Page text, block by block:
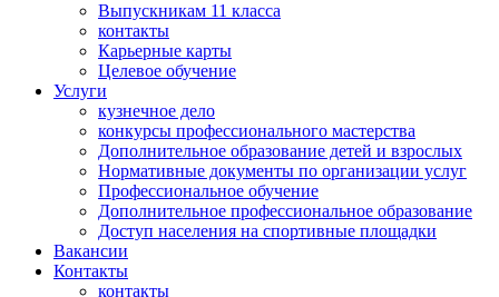
Выпускникам 11 класса
контакты
Карьерные карты
Целевое обучение
Услуги
кузнечное дело
конкурсы профессионального мастерства
Дополнительное образование детей и взрослых
Нормативные документы по организации услуг
Профессиональное обучение
Дополнительное профессиональное образование
Доступ населения на спортивные площадки
Вакансии
Контакты
контакты